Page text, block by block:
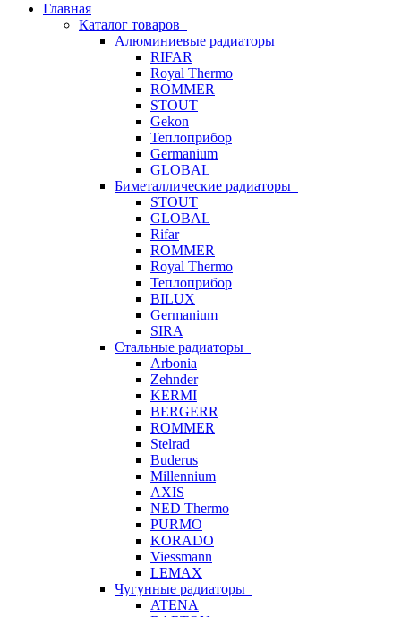
Главная
Каталог товаров
Алюминиевые радиаторы
RIFAR
Royal Thermo
ROMMER
STOUT
Gekon
Теплоприбор
Germanium
GLOBAL
Биметаллические радиаторы
STOUT
GLOBAL
Rifar
ROMMER
Royal Thermo
Теплоприбор
BILUX
Germanium
SIRA
Стальные радиаторы
Arbonia
Zehnder
KERMI
BERGERR
ROMMER
Stelrad
Buderus
Millennium
AXIS
NED Thermo
PURMO
KORADO
Viessmann
LEMAX
Чугунные радиаторы
ATENA